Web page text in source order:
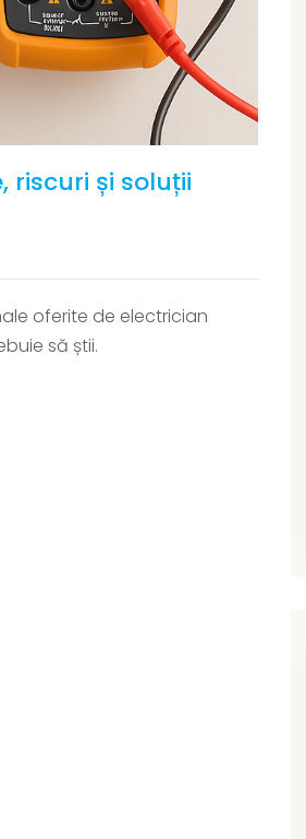
riscuri și soluții
oferite de electrician
să știi.